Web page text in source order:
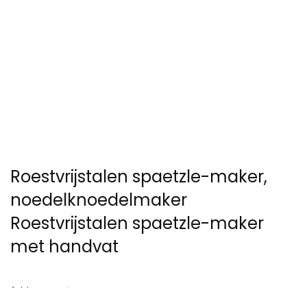
Roestvrijstalen spaetzle-maker,
noedelknoedelmaker
Roestvrijstalen spaetzle-maker
met handvat